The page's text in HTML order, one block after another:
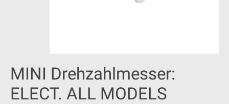
MINI Drehzahlmesser:
ELECT. ALL MODELS